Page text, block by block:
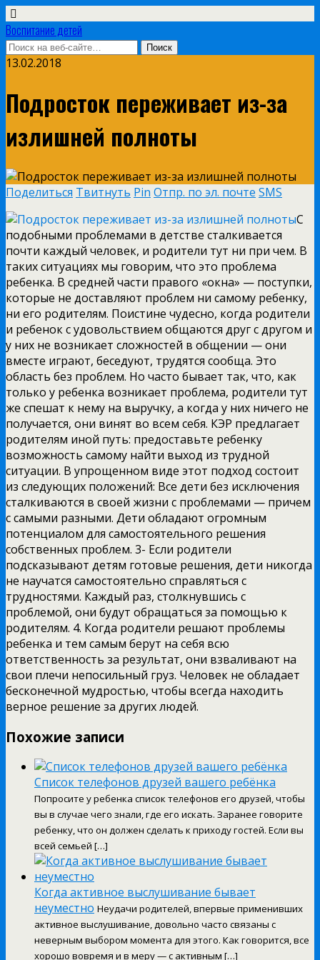
Воспитание детей
13.02.2018
Подросток переживает из-за
излишней полноты
Поделиться Твитнуть Pin Отпр. по эл. почте SMS
С
подобными проблемами в детстве сталкивается
почти каждый человек, и родители тут ни при чем. В
таких ситуациях мы говорим, что это проблема
ребенка. В средней части правого «окна» — поступки,
которые не доставляют проблем ни самому ребенку,
ни его родителям. Поистине чудесно, когда родители
и ребенок с удовольствием общаются друг с другом и
у них не возникает сложностей в общении — они
вместе играют, беседуют, трудятся сообща. Это
область без проблем. Но часто бывает так, что, как
только у ребенка возникает проблема, родители тут
же спешат к нему на выручку, а когда у них ничего не
получается, они винят во всем себя. КЭР предлагает
родителям иной путь: предоставьте ребенку
возможность самому найти выход из трудной
ситуации. В упрощенном виде этот подход состоит
из следующих положений: Все дети без исключения
сталкиваются в своей жизни с проблемами — причем
с самыми разными. Дети обладают огромным
потенциалом для самостоятельного решения
собственных проблем. 3- Если родители
подсказывают детям готовые решения, дети никогда
не научатся самостоятельно справляться с
трудностями. Каждый раз, столкнувшись с
проблемой, они будут обращаться за помощью к
родителям. 4. Когда родители решают проблемы
ребенка и тем самым берут на себя всю
ответственность за результат, они взваливают на
свои плечи непосильный груз. Человек не обладает
бесконечной мудростью, чтобы всегда находить
верное решение за других людей.
Похожие записи
Список телефонов друзей вашего ребёнка
Попросите у ребенка список телефонов его друзей, чтобы
вы в случае чего знали, где его искать. Заранее говорите
ребенку, что он должен сделать к приходу гостей. Если вы
всей семьей […]
Когда активное выслушивание бывает
неуместно Неудачи родителей, впервые применивших
активное выслушивание, довольно часто связаны с
неверным выбором момента для этого. Как говорится, все
хорошо вовремя и в меру — с активным […]